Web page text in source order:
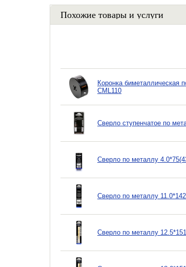
Похожие товары и услуги
Коронка биметаллическая
CML110
Сверло ступенчатое по
Сверло по металлу
Сверло по металлу
Сверло по металлу